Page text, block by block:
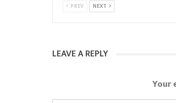
PREV NEXT
LEAVE A REPLY
Your